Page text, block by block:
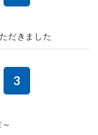
だきました
3